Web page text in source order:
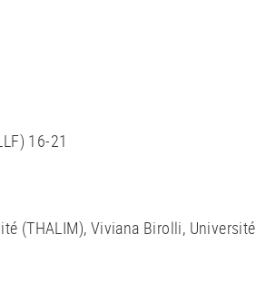
16-21
(THALIM), Viviana Birolli, Université